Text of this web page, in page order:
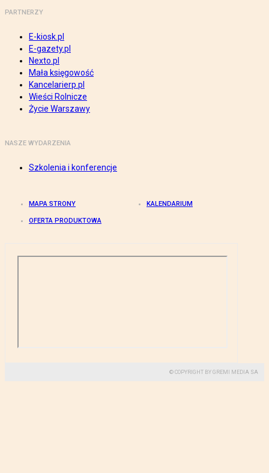
PARTNERZY
E-kiosk.pl
E-gazety.pl
Nexto.pl
Mała księgowość
Kancelarierp.pl
Wieści Rolnicze
Życie Warszawy
NASZE WYDARZENIA
Szkolenia i konferencje
MAPA STRONY KALENDARIUM
OFERTA PRODUKTOWA
© COPYRIGHT BY GREMI MEDIA SA